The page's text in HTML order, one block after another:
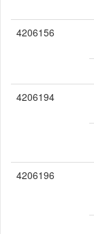
4206156
4206194
4206196